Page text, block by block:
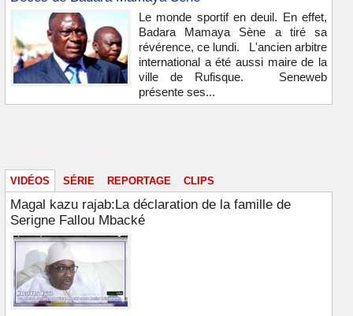
Le monde sportif en deuil. En effet,
Badara Mamaya Sène a tiré sa
révérence, ce lundi. L'ancien arbitre
international a été aussi maire de la
ville de Rufisque. Seneweb
présente ses...
VIDÉOS SÉRIE REPORTAGE CLIPS
Magal kazu rajab:La déclaration de la famille de
Serigne Fallou Mbacké